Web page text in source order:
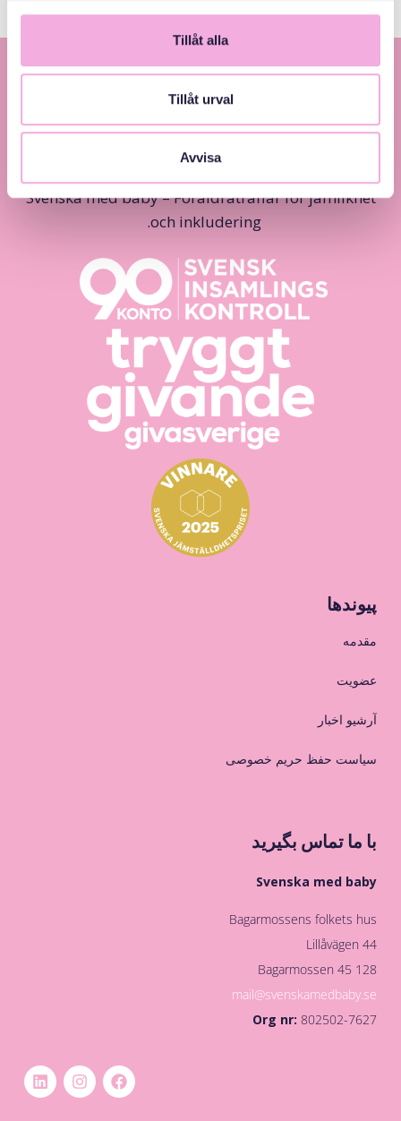
Tillåt alla
Tillåt urval
Avvisa
Svenska med baby – Föräldraträffar för jämlikhet
och inkludering.
پیوندها
مقدمه
عضویت
آرشیو اخبار
سیاست حفظ حریم خصوصی
با ما تماس بگیرید
Svenska med baby
Bagarmossens folkets hus
Lillåvägen 44
128 45 Bagarmossen
mail@svenskamedbaby.se
Org nr:802502-7627